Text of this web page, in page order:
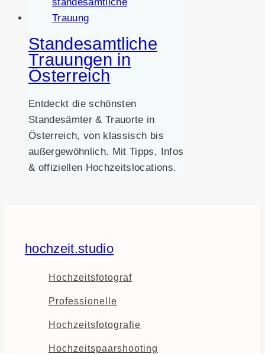
Standesamtliche
Trauungen in
Österreich
Entdeckt die schönsten
Standesämter & Trauorte in
Österreich, von klassisch bis
außergewöhnlich. Mit Tipps, Infos
& offiziellen Hochzeitslocations.
hochzeit.studio
Hochzeitsfotograf
Professionelle
Hochzeitsfotografie
Hochzeitspaarshooting